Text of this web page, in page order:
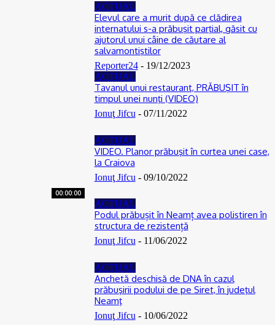
ACTUAL
Elevul care a murit după ce clădirea
internatului s-a prăbuşit parţial, găsit cu
ajutorul unui câine de căutare al
salvamontiştilor
Reporter24 - 19/12/2023
ACTUAL
Tavanul unui restaurant, PRĂBUŞIT în
timpul unei nunţi (VIDEO)
Ionuţ Jifcu - 07/11/2022
00:00:00
ACTUAL
VIDEO. Planor prăbuşit în curtea unei case,
la Craiova
Ionuţ Jifcu - 09/10/2022
ACTUAL
Podul prăbușit în Neamț avea polistiren în
structura de rezistență
Ionuţ Jifcu - 11/06/2022
ACTUAL
Anchetă deschisă de DNA în cazul
prăbuşirii podului de pe Siret, în judeţul
Neamţ
Ionuţ Jifcu - 10/06/2022